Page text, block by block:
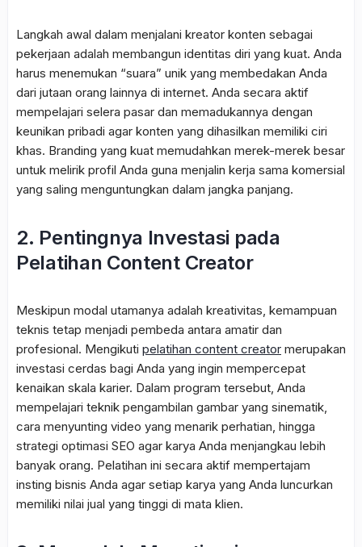
Langkah awal dalam menjalani kreator konten sebagai
pekerjaan adalah membangun identitas diri yang kuat. Anda
harus menemukan “suara” unik yang membedakan Anda
dari jutaan orang lainnya di internet. Anda secara aktif
mempelajari selera pasar dan memadukannya dengan
keunikan pribadi agar konten yang dihasilkan memiliki ciri
khas. Branding yang kuat memudahkan merek-merek besar
untuk melirik profil Anda guna menjalin kerja sama komersial
yang saling menguntungkan dalam jangka panjang.
2. Pentingnya Investasi pada
Pelatihan Content Creator
Meskipun modal utamanya adalah kreativitas, kemampuan
teknis tetap menjadi pembeda antara amatir dan
profesional. Mengikuti pelatihan content creator merupakan
investasi cerdas bagi Anda yang ingin mempercepat
kenaikan skala karier. Dalam program tersebut, Anda
mempelajari teknik pengambilan gambar yang sinematik,
cara menyunting video yang menarik perhatian, hingga
strategi optimasi SEO agar karya Anda menjangkau lebih
banyak orang. Pelatihan ini secara aktif mempertajam
insting bisnis Anda agar setiap karya yang Anda luncurkan
memiliki nilai jual yang tinggi di mata klien.